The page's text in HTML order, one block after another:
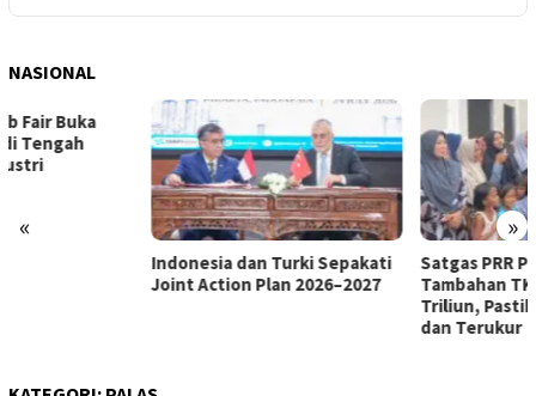
NASIONAL
« »
Indonesia dan Turki Sepakati
Joint Action Plan 2026–2027
Satgas PRR Pacu Realisasi
Tambahan TKD Aceh Rp1,65
Triliun, Pastikan Transparan